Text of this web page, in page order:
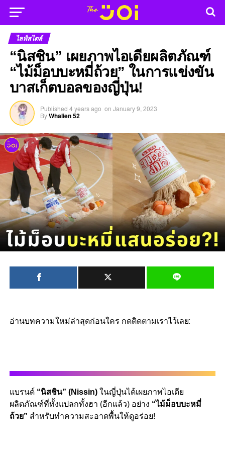
ไลฟ์สไตล์
“นิสชิน” เผยภาพไอเดียผลิตภัณฑ์
“ไม้ม็อบบะหมี่ถ้วย” ในการแข่งขัน
บาสเก็ตบอลของญี่ปุ่น!
Published 4 years ago on January 9, 2023
ByWhalien 52
อ่านบทความใหม่ล่าสุดก่อนใคร กดติดตามเราไว้เลย:
แบรนด์“นิสชิน” (Nissin) ในญี่ปุ่นได้เผยภาพไอเดีย
ผลิตภัณฑ์ที่ทั้งแปลกทั้งฮา (อีกแล้ว) อย่าง “ไม้ม็อบบะหมี่
ถ้วย” สำหรับทำความสะอาดพื้นให้ดูอร่อย!